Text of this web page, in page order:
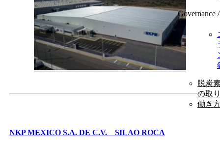
Governance
治
脱炭
の取
働き
NKP MEXICO S.A. DE C.V. SILAO ROCA